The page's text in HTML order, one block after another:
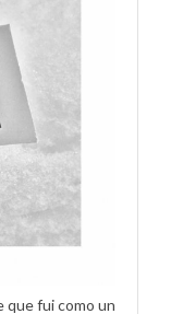
que fui como un